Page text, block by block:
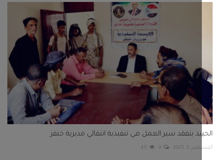
يتفقد سير العمل في تنفيذية انتقالي مديرية خنفر
2025
0
45